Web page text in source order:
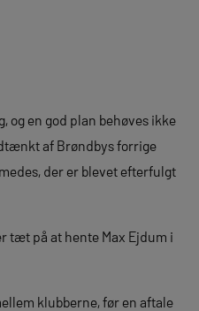
og en god plan behøves ikke
af Brøndbys forrige
der er blevet efterfulgt
tæt på at hente Max Ejdum i
klubberne, før en aftale